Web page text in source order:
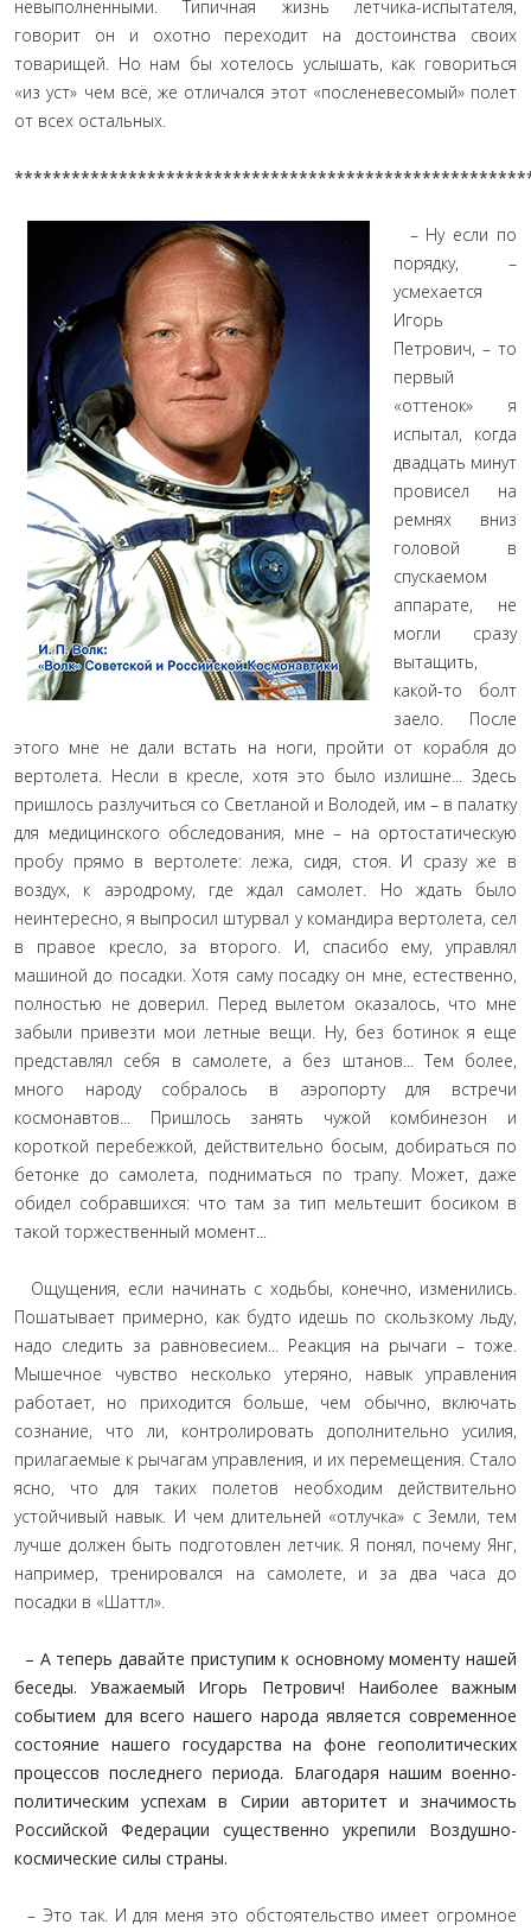
невыполненными. Типичная жизнь летчика-испытателя,
говорит он и охотно переходит на достоинства своих
товарищей. Но нам бы хотелось услышать, как говориться
«из уст» чем всё, же отличался этот «посленевесомый» полет
от всех остальных.
– Ну если по
порядку, –
усмехается
Игорь
Петрович, – то
первый
«оттенок» я
испытал, когда
двадцать минут
провисел на
ремнях вниз
головой в
спускаемом
аппарате, нe
могли сразу
вытащить,
какой-то болт
заело. После
этого мне не дали встать на ноги, пройти от корабля до
вертолета. Несли в кресле, хотя это было излишне... Здесь
пришлось разлучиться со Светланой и Володей, им – в палатку
для медицинского обследования, мне – на ортостатическую
пробу прямо в вертолете: лежа, сидя, стоя. И сразу же в
воздух, к аэродрому, где ждал самолет. Но ждать было
неинтересно, я выпросил штурвал у командира вертолета, сел
в правое кресло, за второго. И, спасибо ему, управлял
машиной до посадки. Хотя саму посадку он мне, естественно,
полностью не доверил. Перед вылетом оказалось, что мне
забыли привезти мои летные вещи. Ну, без ботинок я еще
представлял себя в самолете, а без штанов... Тем более,
много народу собралось в аэропорту для встречи
космонавтов... Пришлось занять чужой комбинезон и
короткой перебежкой, действительно босым, добираться по
бетонке до самолета, подниматься по трапу. Может, даже
обидел собравшихся: что там за тип мельтешит босиком в
такой торжественный момент...
Ощущения, если начинать с ходьбы, конечно, изменились.
Пошатывает примерно, как будто идешь по скользкому льду,
надо следить за равновесием... Реакция на рычаги – тоже.
Мышечное чувство несколько утеряно, навык управления
работает, но приходится больше, чем обычно, включать
сознание, что ли, контролировать дополнительно усилия,
прилагаемые к рычагам управления, и их перемещения. Стало
ясно, что для таких полетов необходим действительно
устойчивый навык. И чем длительней «отлучка» с Земли, тем
лучше должен быть подготовлен летчик. Я понял, почему Янг,
например, тренировался на самолете, и за два часа до
посадки в «Шаттл».
– А теперь давайте приступим к основному моменту нашей
беседы. Уважаемый Игорь Петрович! Наиболее важным
событием для всего нашего народа является современное
состояние нашего государства на фоне геополитических
процессов последнего периода. Благодаря нашим военно-
политическим успехам в Сирии авторитет и значимость
Российской Федерации существенно укрепили Воздушно-
космические силы страны.
– Это так. И для меня это обстоятельство имеет огромное